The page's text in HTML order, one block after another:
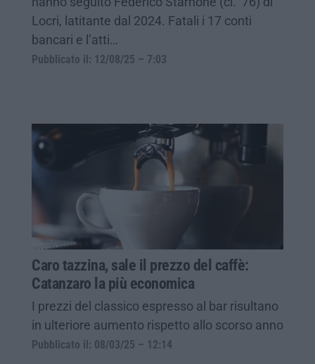
Locri, latitante dal 2024. Fatali i 17 conti
bancari e l’atti…
Pubblicato il: 12/08/25 – 7:03
Caro tazzina, sale il prezzo del caffè:
Catanzaro la più economica
I prezzi del classico espresso al bar risultano
in ulteriore aumento rispetto allo scorso anno
Pubblicato il: 08/03/25 – 12:14